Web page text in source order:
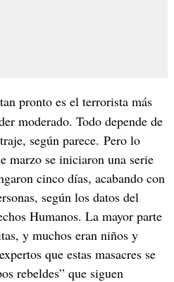
tan pronto es el terrorista más
moderado. Todo depende de
según parece. Pero lo
marzo se iniciaron una serie
cinco días, acabando con
según los datos del
Humanos. La mayor parte
y muchos eran niños y
que estas masacres se
rebeldes” que siguen